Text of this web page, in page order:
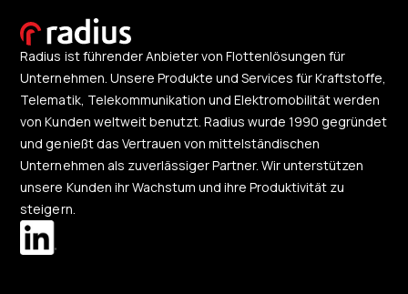
Radius ist führender Anbieter von Flottenlösungen für
Unternehmen. Unsere Produkte und Services für Kraftstoffe,
Telematik, Telekommunikation und Elektromobilität werden
von Kunden weltweit benutzt. Radius wurde 1990 gegründet
und genießt das Vertrauen von mittelständischen
Unternehmen als zuverlässiger Partner. Wir unterstützen
unsere Kunden ihr Wachstum und ihre Produktivität zu
steigern.